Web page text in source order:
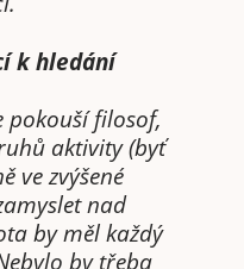
k hledání
pokouší filosof,
aktivity (byť
ve zvýšené
nad
by měl každý
by třeba